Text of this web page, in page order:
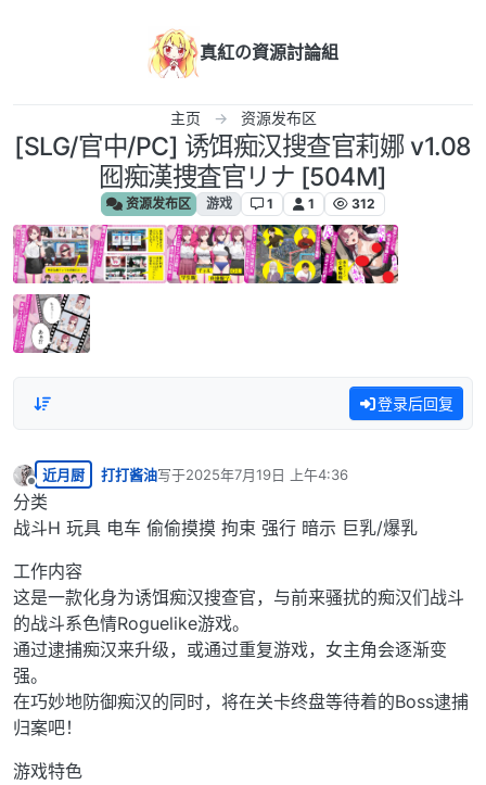
真紅の資源討論組
主页 资源发布区
[SLG/官中/PC] 诱饵痴汉搜查官莉娜 v1.08
囮痴漢捜査官リナ [504M]
资源发布区 游戏 1 1 312
登录后回复
离线
近月厨 打打酱油写于2025年7月19日 上午4:36
最后由 编辑
分类
战斗H 玩具 电车 偷偷摸摸 拘束 强行 暗示 巨乳/爆乳
工作内容
这是一款化身为诱饵痴汉搜查官，与前来骚扰的痴汉们战斗
的战斗系色情Roguelike游戏。
通过逮捕痴汉来升级，或通过重复游戏，女主角会逐渐变
强。
在巧妙地防御痴汉的同时，将在关卡终盘等待着的Boss逮捕
归案吧！
游戏特色